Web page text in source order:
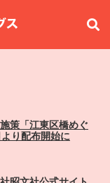
策「江東区橋めぐ
り配布開始に